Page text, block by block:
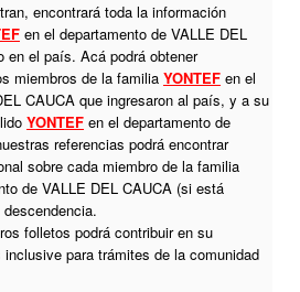
encontrará toda la información
en el departamento de VALLE DEL
en el país. Acá podrá obtener
miembros de la familia YONTEF en el
CAUCA que ingresaron al país, y a su
YONTEF en el departamento de
referencias podrá encontrar
sobre cada miembro de la familia
de VALLE DEL CAUCA (si está
folletos podrá contribuir en su
para trámites de la comunidad